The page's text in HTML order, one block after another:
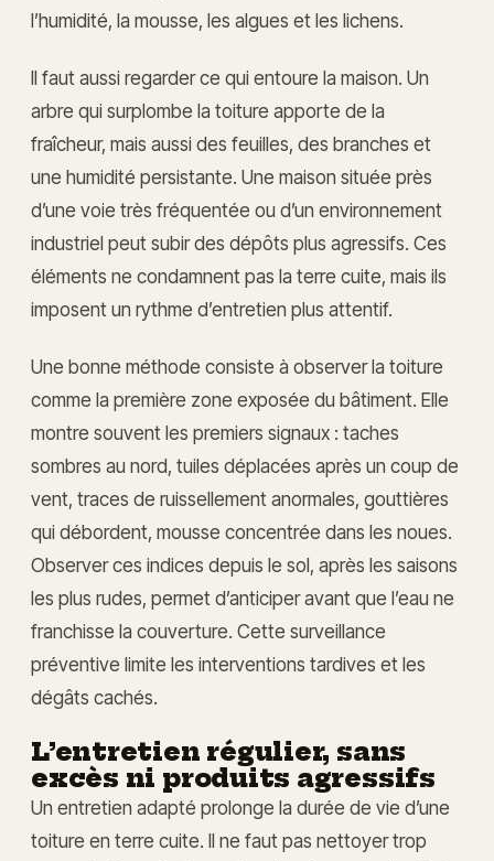
l’humidité, la mousse, les algues et les lichens.
Il faut aussi regarder ce qui entoure la maison. Un
arbre qui surplombe la toiture apporte de la
fraîcheur, mais aussi des feuilles, des branches et
une humidité persistante. Une maison située près
d’une voie très fréquentée ou d’un environnement
industriel peut subir des dépôts plus agressifs. Ces
éléments ne condamnent pas la terre cuite, mais ils
imposent un rythme d’entretien plus attentif.
Une bonne méthode consiste à observer la toiture
comme la première zone exposée du bâtiment. Elle
montre souvent les premiers signaux : taches
sombres au nord, tuiles déplacées après un coup de
vent, traces de ruissellement anormales, gouttières
qui débordent, mousse concentrée dans les noues.
Observer ces indices depuis le sol, après les saisons
les plus rudes, permet d’anticiper avant que l’eau ne
franchisse la couverture. Cette surveillance
préventive limite les interventions tardives et les
dégâts cachés.
L’entretien régulier, sans
excès ni produits agressifs
Un entretien adapté prolonge la durée de vie d’une
toiture en terre cuite. Il ne faut pas nettoyer trop